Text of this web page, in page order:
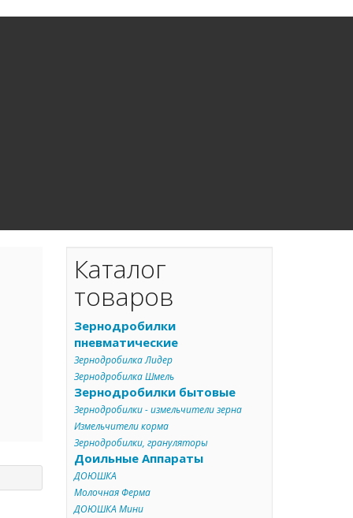
Каталог
товаров
Зернодробилки
пневматические
Зернодробилка Лидер
Зернодробилка Шмель
Зернодробилки бытовые
Зернодробилки - измельчители зерна
Измельчители корма
Зернодробилки, грануляторы
Доильные Аппараты
ДОЮШКА
Молочная Ферма
ДОЮШКА Мини